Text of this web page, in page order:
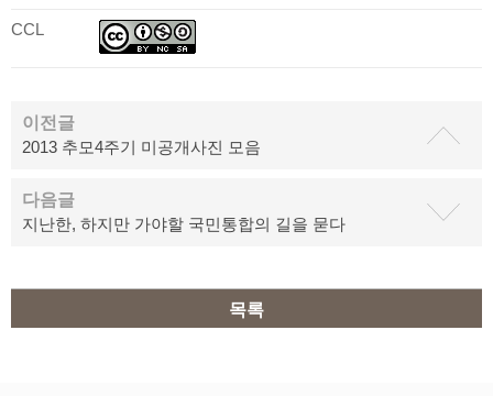
CCL
이전글
2013 추모4주기 미공개사진 모음
다음글
지난한, 하지만 가야할 국민통합의 길을 묻다
목록